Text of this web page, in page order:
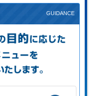
ご案内します。